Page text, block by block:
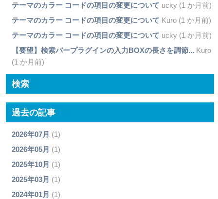
テーマのカラー コードの項目の変更について ucky (1 か月前)
テーマのカラー コードの項目の変更について Kuro (1 か月前)
テーマのカラー コードの項目の変更について ucky (1 か月前)
【要望】検索バープラグインの入力BOXの長さを調節... Kuro
(1 か月前)
検索
過去の記事
2026年07月 (1)
2026年05月 (1)
2025年10月 (1)
2025年03月 (1)
2024年01月 (1)